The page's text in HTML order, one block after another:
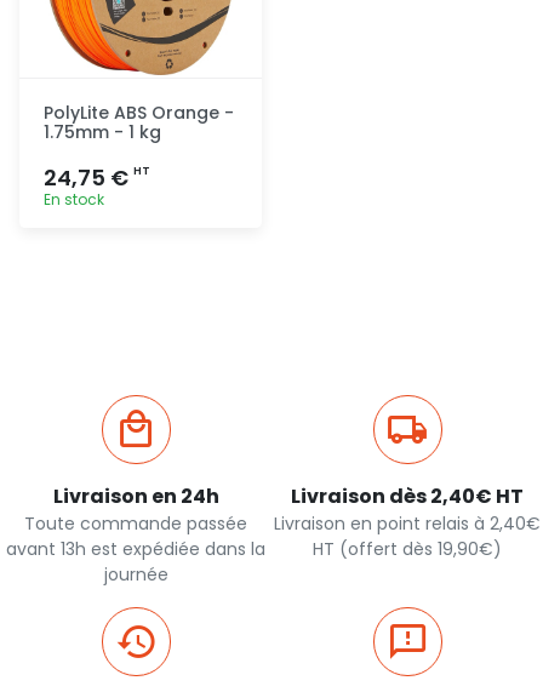
PolyLite ABS Orange -
1.75mm - 1 kg
24,75 € HT
En stock
Livraison en 24h
Toute commande passée
avant 13h est expédiée dans la
journée
Livraison dès 2,40€ HT
Livraison en point relais à 2,40€
HT (offert dès 19,90€)